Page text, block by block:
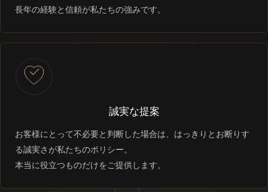
長年の経験と信頼が私たちの強みです。
誠実な提案
お客様にとって不必要と判断した場合は、はっきりとお断りす
る誠実さが私たちのポリシー。
本当に役立つものだけをご提供します。